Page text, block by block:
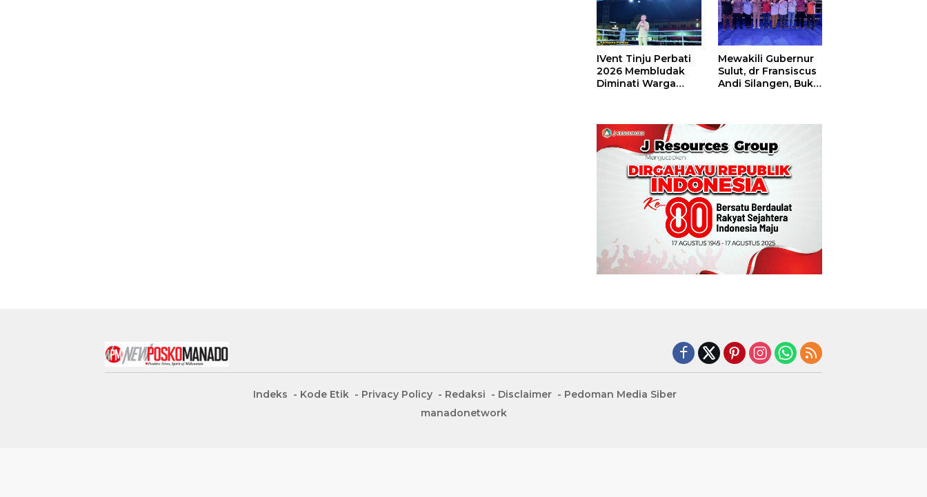
Umum Tinju Perbati
2026
IVent Tinju Perbati
2026 Membludak
Diminati Warga
Mewakili Gubernur
Sulut, dr Fransiscus
Andi Silangen, Buka
Piala Wali Kota
Manado
Indeks Kode Etik Privacy Policy Redaksi Disclaimer
Pedoman Media Siber
manadonetwork